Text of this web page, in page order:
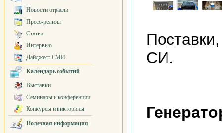
Новости отрасли
Пресс-релизы
Статьи
Интервью
Дайджест СМИ
Календарь событий
Выставки
Семинары и конференции
Конкурсы и викторины
Полезная информация
СИ.